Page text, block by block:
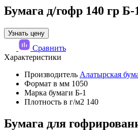
Бумага д/гофр 140 гр
Узнать цену
Сравнить
Характеристики
Производитель Алатырская
Формат в мм 1050
Марка бумаги Б-1
Плотность в г/м2 140
Бумага для